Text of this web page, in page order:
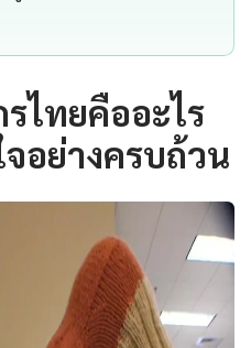
ไทยคืออะไร
อย่างครบถ้วน